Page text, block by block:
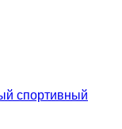
спортивный